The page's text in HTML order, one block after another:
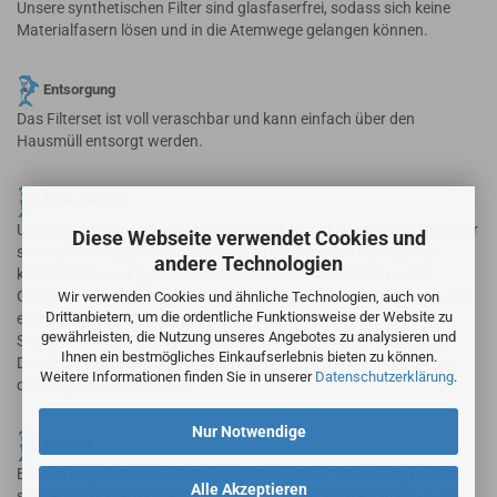
Diese Webseite verwendet Cookies und
andere Technologien
Wir verwenden Cookies und ähnliche Technologien, auch von
Drittanbietern, um die ordentliche Funktionsweise der Website zu
gewährleisten, die Nutzung unseres Angebotes zu analysieren und
Ihnen ein bestmögliches Einkaufserlebnis bieten zu können.
Weitere Informationen finden Sie in unserer Datenschutzerklärung.
Alle Akzeptieren
Nur Notwendige
Unsere synthetischen Filter sind glasfaserfrei, sodass sich keine
Materialfasern lösen und in die Atemwege gelangen können.
Entsorgung
Das Filterset ist voll veraschbar und kann einfach über den
Hausmüll entsorgt werden.
Um Ihre Lüftungsgeräte optimal betreiben zu können empfehlen wir
sämtliche Anlagenfilter in einem Zeitraum von 3-6 Monaten zu
kontrollieren und ggfls. auszutauschen. Durch verschmutzte
Gerätefilter erhöht sich der Luftwiderstand des Filtermediums, was
eine geringere Luftwechselrate sowie einen erhöhten
Stromverbrauch und Verschleiß der Lüftungsanlage verursacht.
Durch die Reduzierung der Volumenströme verschlechtert sich in
der Folge das Raumklima.
Bei den angebotenen Filtern handelt es sich nicht um Originalfilter